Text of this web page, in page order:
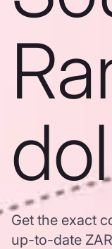
Get the exact
up-to-date